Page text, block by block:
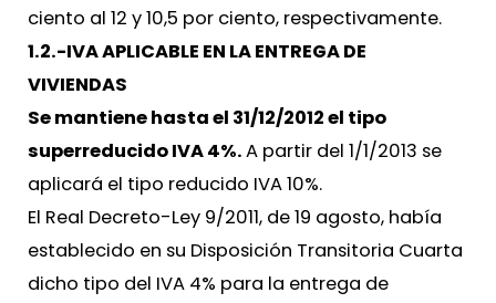
ciento al 12 y 10,5 por ciento, respectivamente.
1.2.-IVA APLICABLE EN LA ENTREGA DE
VIVIENDAS
Se mantiene hasta el 31/12/2012 el tipo
superreducido IVA 4%.A partir del 1/1/2013 se
aplicará el tipo reducido IVA 10%.
El Real Decreto-Ley 9/2011, de 19 agosto, había
establecido en su Disposición Transitoria Cuarta
dicho tipo del IVA 4% para la entrega de